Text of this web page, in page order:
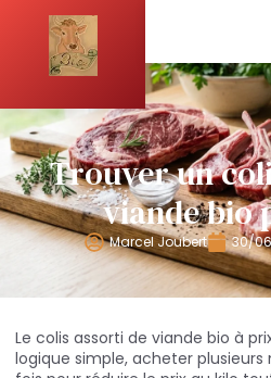
Trouver un
viande bio
Marcel Joubert 30/
Le colis assorti de viande bio à
logique simple, acheter